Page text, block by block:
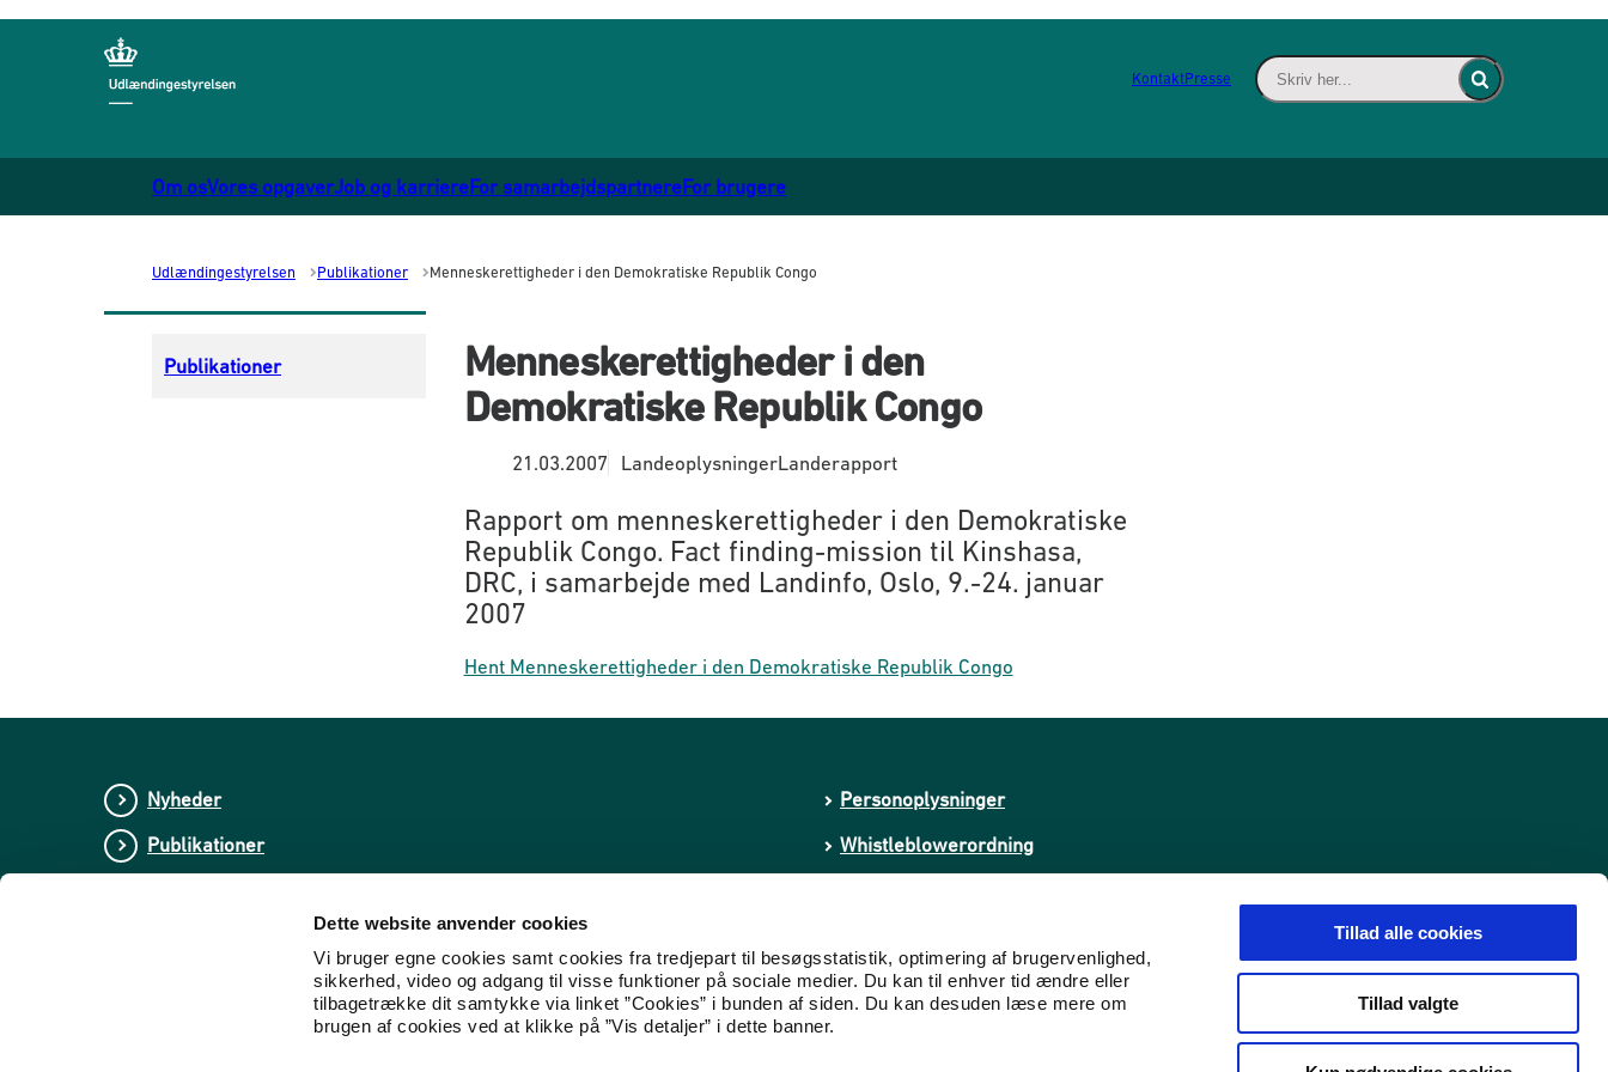
Dette website anvender cookies
Vi bruger egne cookies samt cookies fra tredjepart til besøgsstatistik, optimering af brugervenlighed,
sikkerhed, video og adgang til visse funktioner på sociale medier. Du kan til enhver tid ændre eller
tilbagetrække dit samtykke via linket ”Cookies” i bunden af siden. Du kan desuden læse mere om
brugen af cookies ved at klikke på ”Vis detaljer” i dette banner.
Tillad alle cookies
Tillad valgte
KontaktPresse
Skriv her... - Indsæt søgeord for at søge
Fold søgefelt ind
Om osVores opgaverJob og karriereFor samarbejdspartnereFor brugere
Udlændingestyrelsen Publikationer Menneskerettigheder i den Demokratiske Republik Congo
Publikationer
Menneskerettigheder i den
Demokratiske Republik Congo
21.03.2007 LandeoplysningerLanderapport
Rapport om menneskerettigheder i den Demokratiske
Republik Congo. Fact finding-mission til Kinshasa,
DRC, i samarbejde med Landinfo, Oslo, 9.-24. januar
2007
Hent Menneskerettigheder i den Demokratiske Republik Congo
Nyheder
Publikationer
Center for Dokumentation og Indsats mod Ekstremisme
Personoplysninger
Whistleblowerordning